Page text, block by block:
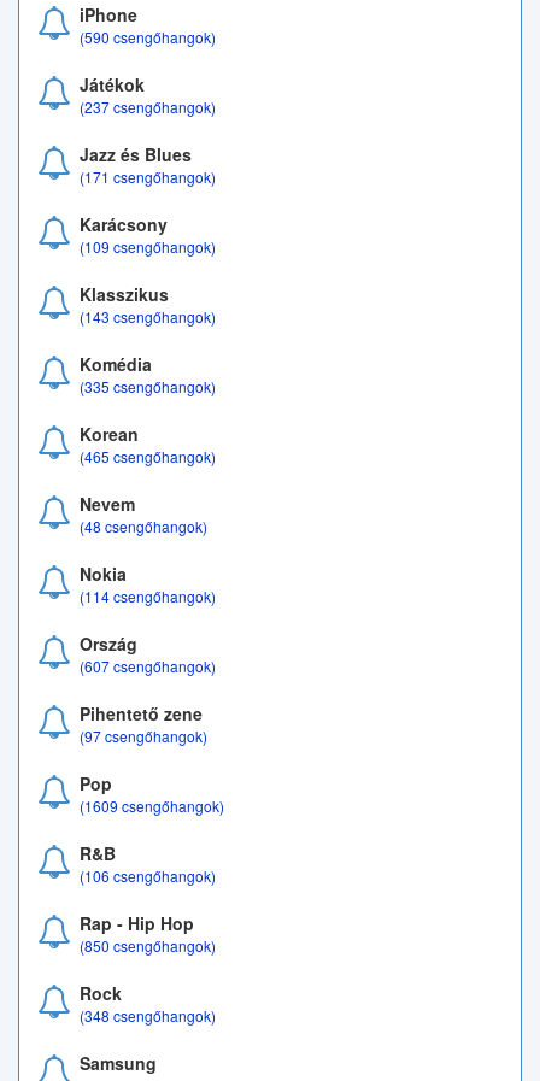
iPhone
(590 csengőhangok)
Játékok
(237 csengőhangok)
Jazz és Blues
(171 csengőhangok)
Karácsony
(109 csengőhangok)
Klasszikus
(143 csengőhangok)
Komédia
(335 csengőhangok)
Korean
(465 csengőhangok)
Nevem
(48 csengőhangok)
Nokia
(114 csengőhangok)
Ország
(607 csengőhangok)
Pihentető zene
(97 csengőhangok)
Pop
(1609 csengőhangok)
R&B
(106 csengőhangok)
Rap - Hip Hop
(850 csengőhangok)
Rock
(348 csengőhangok)
Samsung